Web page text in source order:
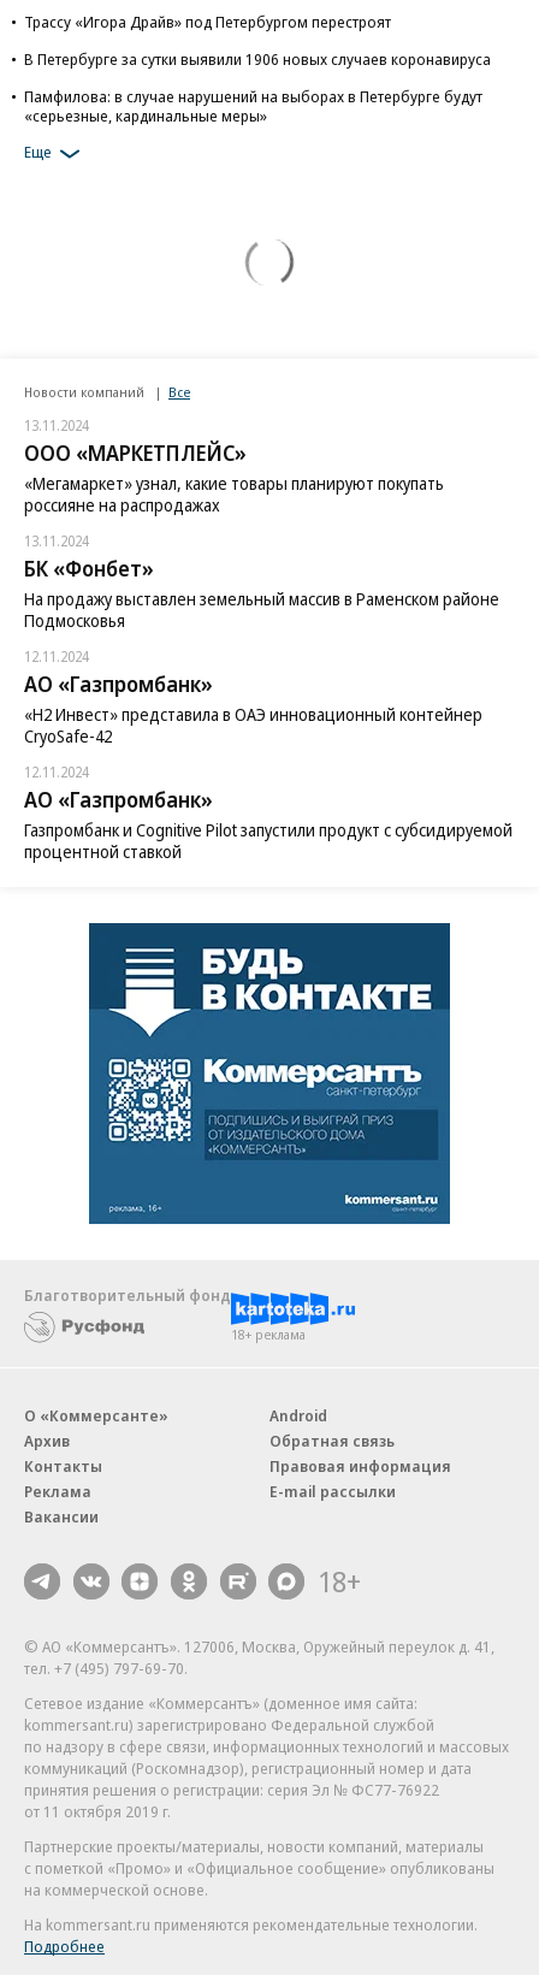
Трассу «Игора Драйв» под Петербургом перестроят
В Петербурге за сутки выявили 1906 новых случаев коронавируса
Памфилова: в случае нарушений на выборах в Петербурге будут
«серьезные, кардинальные меры»
Еще
Новости компаний Все
13.11.2024
ООО «МАРКЕТПЛЕЙС»
«Мегамаркет» узнал, какие товары планируют покупать
россияне на распродажах
13.11.2024
БК «Фонбет»
На продажу выставлен земельный массив в Раменском районе
Подмосковья
12.11.2024
АО «Газпромбанк»
«H2 Инвест» представила в ОАЭ инновационный контейнер
CryoSafe-42
12.11.2024
АО «Газпромбанк»
Газпромбанк и Cognitive Pilot запустили продукт с субсидируемой
процентной ставкой
Благотворительный фонд
18+ реклама
О «Коммерсанте»
Архив
Контакты
Реклама
Вакансии
Android
Обратная связь
Правовая информация
E-mail рассылки
18+
© АО «Коммерсантъ». 127006, Москва, Оружейный переулок д. 41,
тел. +7 (495) 797-69-70.
Сетевое издание «Коммерсантъ» (доменное имя сайта:
kommersant.ru) зарегистрировано Федеральной службой
по надзору в сфере связи, информационных технологий и массовых
коммуникаций (Роскомнадзор), регистрационный номер и дата
принятия решения о регистрации: серия Эл № ФС77-76922
от 11 октября 2019 г.
Партнерские проекты/материалы, новости компаний, материалы
с пометкой «Промо» и «Официальное сообщение» опубликованы
на коммерческой основе.
На kommersant.ru применяются рекомендательные технологии.
Подробнее